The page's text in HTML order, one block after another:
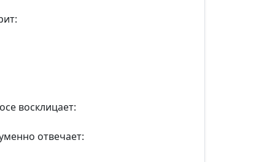
восклицает:
отвечает: